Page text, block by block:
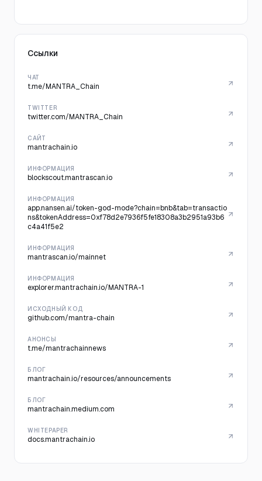
Ссылки
ЧАТ
t.me/MANTRA_Chain
TWITTER
twitter.com/MANTRA_Chain
САЙТ
mantrachain.io
ИНФОРМАЦИЯ
blockscout.mantrascan.io
ИНФОРМАЦИЯ
app.nansen.ai/token-god-mode?chain=bnb&tab=transactio
ns&tokenAddress=0xf78d2e7936f5fe18308a3b2951a93b6
c4a41f5e2
ИНФОРМАЦИЯ
mantrascan.io/mainnet
ИНФОРМАЦИЯ
explorer.mantrachain.io/MANTRA-1
ИСХОДНЫЙ КОД
github.com/mantra-chain
АНОНСЫ
t.me/mantrachainnews
БЛОГ
mantrachain.io/resources/announcements
БЛОГ
mantrachain.medium.com
WHITEPAPER
docs.mantrachain.io